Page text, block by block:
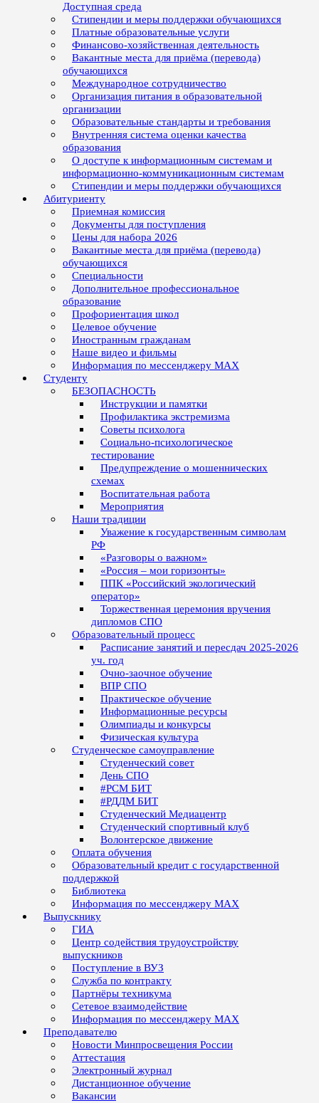
Доступная среда
Стипендии и меры поддержки обучающихся
Платные образовательные услуги
Финансово-хозяйственная деятельность
Вакантные места для приёма (перевода)
обучающихся
Международное сотрудничество
Организация питания в образовательной
организации
Образовательные стандарты и требования
Внутренняя система оценки качества
образования
О доступе к информационным системам и
информационно-коммуникационным системам
Стипендии и меры поддержки обучающихся
Абитуриенту
Приемная комиссия
Документы для поступления
Цены для набора 2026
Вакантные места для приёма (перевода)
обучающихся
Специальности
Дополнительное профессиональное
образование
Профориентация школ
Целевое обучение
Иностранным гражданам
Наше видео и фильмы
Информация по мессенджеру MAX
Студенту
БЕЗОПАСНОСТЬ
Инструкции и памятки
Профилактика экстремизма
Советы психолога
Социально-психологическое
тестирование
Предупреждение о мошеннических
схемах
Воспитательная работа
Мероприятия
Наши традиции
Уважение к государственным символам
РФ
«Разговоры о важном»
«Россия – мои горизонты»
ППК «Российский экологический
оператор»
Торжественная церемония вручения
дипломов СПО
Образовательный процесс
Расписание занятий и пересдач 2025-2026
уч. год
Очно-заочное обучение
ВПР СПО
Практическое обучение
Информационные ресурсы
Олимпиады и конкурсы
Физическая культура
Студенческое самоуправление
Студенческий совет
День СПО
#РСМ БИТ
#РДДМ БИТ
Студенческий Медиацентр
Студенческий спортивный клуб
Волонтерское движение
Оплата обучения
Образовательный кредит с государственной
поддержкой
Библиотека
Информация по мессенджеру MAX
Выпускнику
ГИА
Центр содействия трудоустройству
выпускников
Поступление в ВУЗ
Служба по контракту
Партнёры техникума
Сетевое взаимодействие
Информация по мессенджеру MAX
Преподавателю
Новости Минпросвещения России
Аттестация
Электронный журнал
Дистанционное обучение
Вакансии